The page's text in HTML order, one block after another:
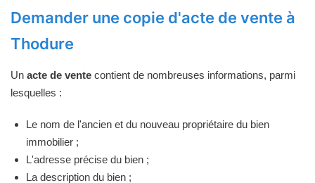
Demander une copie d'acte de vente à
Thodure
Un acte de vente contient de nombreuses informations, parmi
lesquelles :
Le nom de l'ancien et du nouveau propriétaire du bien
immobilier ;
L'adresse précise du bien ;
La description du bien ;